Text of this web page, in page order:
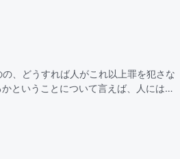
、どうすれば人がこれ以上罪を犯さな
ということについて言えば、人にはそ